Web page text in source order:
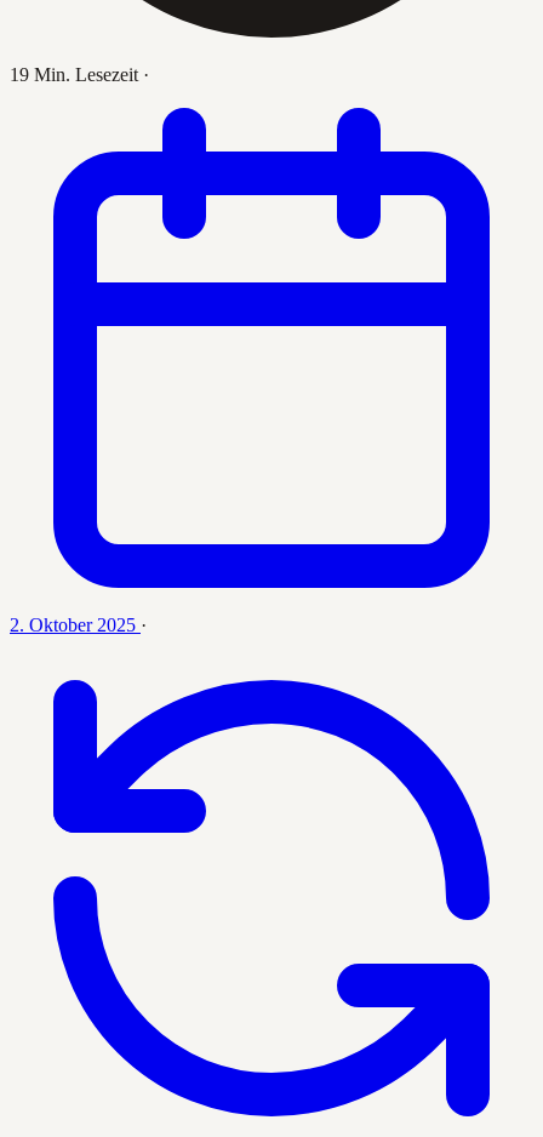
19 Min. Lesezeit ·
2. Oktober 2025 ·